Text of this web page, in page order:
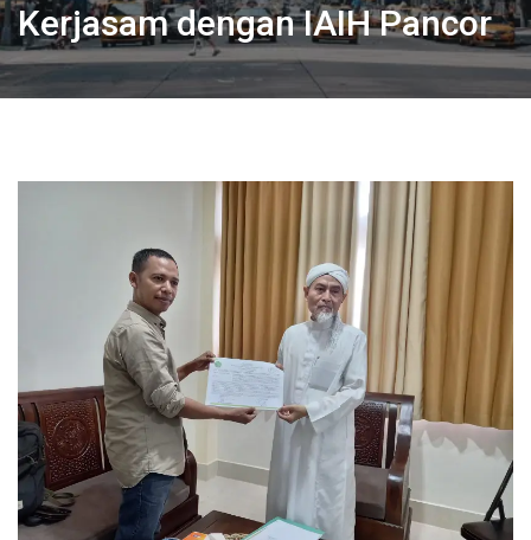
Kerjasam dengan IAIH Pancor